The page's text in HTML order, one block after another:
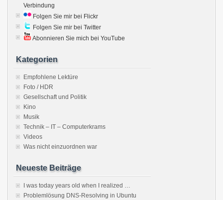
Verbindung
Folgen Sie mir bei Flickr
Folgen Sie mir bei Twitter
Abonnieren Sie mich bei YouTube
Kategorien
Empfohlene Lektüre
Foto / HDR
Gesellschaft und Politik
Kino
Musik
Technik – IT – Computerkrams
Videos
Was nicht einzuordnen war
Neueste Beiträge
I was today years old when I realized …
Problemlösung DNS-Resolving in Ubuntu